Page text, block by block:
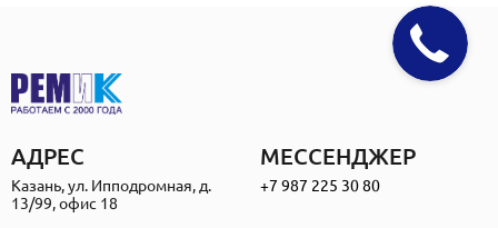
АДРЕС
Казань, ул. Ипподромная, д.
13/99, офис 18
МЕССЕНДЖЕР
+7 987 225 30 80